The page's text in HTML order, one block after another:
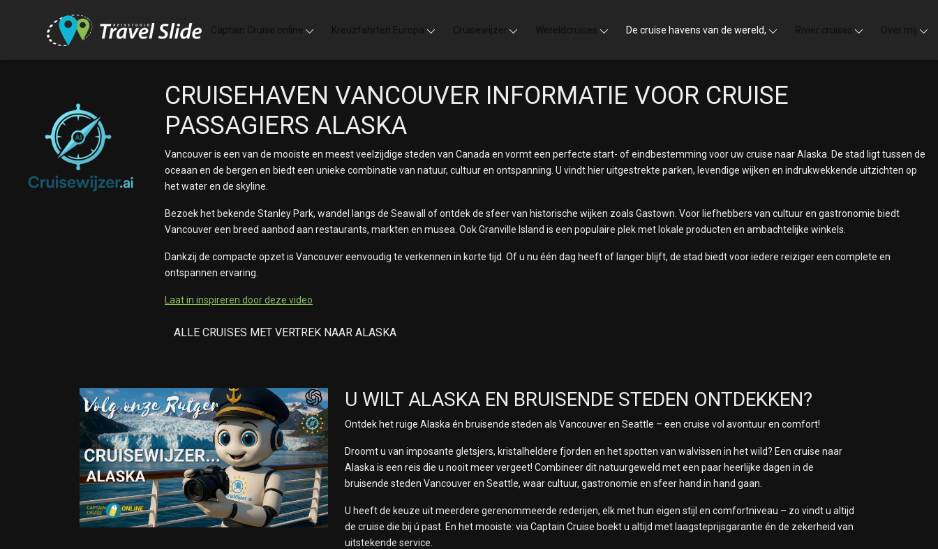
Captain Cruise online Kreuzfahrten Europa Cruisewijzer Wereldcruises De cruise havens van de wereld, Rivier cruises Over mij
CRUISEHAVEN VANCOUVER INFORMATIE VOOR CRUISE
PASSAGIERS ALASKA
Vancouver is een van de mooiste en meest veelzijdige steden van Canada en vormt een perfecte start- of eindbestemming voor uw cruise naar Alaska. De stad ligt tussen de
oceaan en de bergen en biedt een unieke combinatie van natuur, cultuur en ontspanning. U vindt hier uitgestrekte parken, levendige wijken en indrukwekkende uitzichten op
het water en de skyline.
Bezoek het bekende Stanley Park, wandel langs de Seawall of ontdek de sfeer van historische wijken zoals Gastown. Voor liefhebbers van cultuur en gastronomie biedt
Vancouver een breed aanbod aan restaurants, markten en musea. Ook Granville Island is een populaire plek met lokale producten en ambachtelijke winkels.
Dankzij de compacte opzet is Vancouver eenvoudig te verkennen in korte tijd. Of u nu één dag heeft of langer blijft, de stad biedt voor iedere reiziger een complete en
ontspannen ervaring.
Laat in inspireren door deze video
ALLE CRUISES MET VERTREK NAAR ALASKA
U WILT ALASKA EN BRUISENDE STEDEN ONTDEKKEN?
Ontdek het ruige Alaska én bruisende steden als Vancouver en Seattle – een cruise vol avontuur en comfort!
Droomt u van imposante gletsjers, kristalheldere fjorden en het spotten van walvissen in het wild? Een cruise naar
Alaska is een reis die u nooit meer vergeet! Combineer dit natuurgeweld met een paar heerlijke dagen in de
bruisende steden Vancouver en Seattle, waar cultuur, gastronomie en sfeer hand in hand gaan.
U heeft de keuze uit meerdere gerenommeerde rederijen, elk met hun eigen stijl en comfortniveau – zo vindt u altijd
de cruise die bij ú past. En het mooiste: via Captain Cruise boekt u altijd met laagsteprijsgarantie én de zekerheid van
uitstekende service.